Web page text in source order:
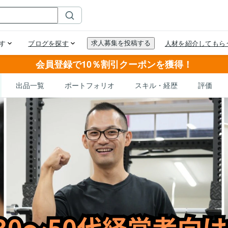
会員登録で10％割引クーポンを獲得！
出品一覧 ポートフォリオ スキル・経歴 評価